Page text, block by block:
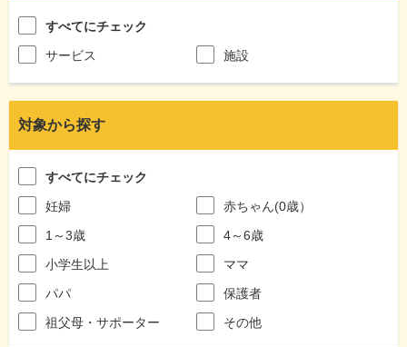
すべてにチェック
サービス
施設
対象から探す
すべてにチェック
妊婦
赤ちゃん(0歳）
1～3歳
4～6歳
小学生以上
ママ
パパ
保護者
祖父母・サポーター
その他